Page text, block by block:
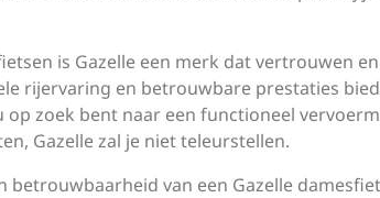
is Gazelle een merk dat vertrouwen
rijervaring en betrouwbare prestaties
op zoek bent naar een functioneel
Gazelle zal je niet teleurstellen.
betrouwbaarheid van een Gazelle